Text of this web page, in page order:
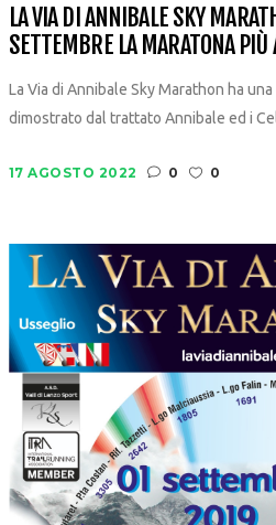
LA VIA DI ANNIBALE SKY
SETTEMBRE LA MARATONA PIÙ
La Via di Annibale Sky Marathon ha
dimostrato dal trattato Annibale ed i
17 AGOSTO 2022 0 0